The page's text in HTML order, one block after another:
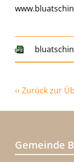
‹‹ Zurück zur
Gemeinde